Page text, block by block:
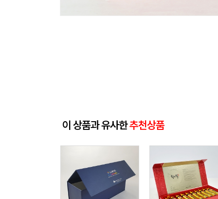
이 상품과 유사한추천상품